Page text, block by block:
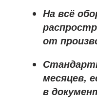
На всё
от
месяцев,
в